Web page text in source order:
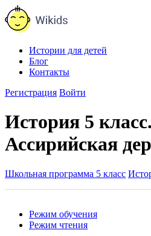
Истории для детей
Блог
Контакты
Регистрация Войти
История 5
Ассирийская
Школьная программа 5 класс
Режим обучения
Режим чтения